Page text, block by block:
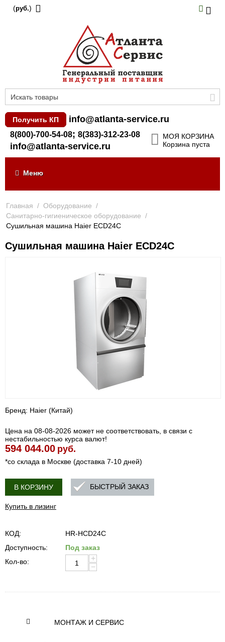
(руб.)
Получить КП info@atlanta-service.ru
8(800)-700-54-08; 8(383)-312-23-08
info@atlanta-service.ru
МОЯ КОРЗИНА
Корзина пуста
Меню
Главная / Оборудование /
Санитарно-гигиеническое оборудование /
Сушильная машина Haier ECD24C
Сушильная машина Haier ECD24C
Бренд: Haier (Китай)
Цена на 08-08-2026 может не соответствовать, в связи с
нестабильностью курса валют!
594 044.00 руб.
*со склада в Москве (доставка 7-10 дней)
В КОРЗИНУ
Купить в лизинг
БЫСТРЫЙ ЗАКАЗ
КОД:
HR-HCD24C
Доступность:
Под заказ
Кол-во:
+
−
МОНТАЖ И СЕРВИС